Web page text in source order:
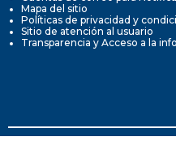
Mapa del sitio
Políticas de privacidad y
Sitio de atención al usuario
Transparencia y Acceso a la